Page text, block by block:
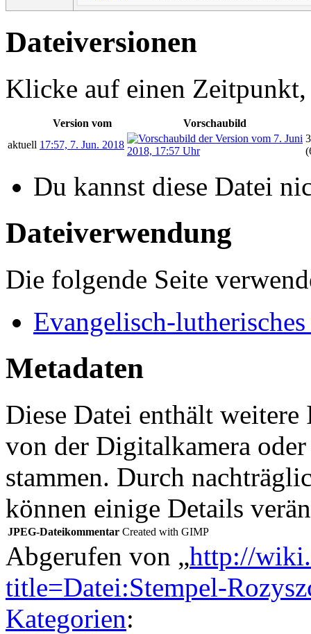
Dateiversionen
Klicke auf einen Zeitpunkt,
Version vom
Vorschaubild
aktuell 17:57, 7. Jun. 2018
Du kannst diese Datei
Dateiverwendung
Die folgende Seite
Evangelisch-
Metadaten
Diese Datei enthält
von der Digitalkamera
stammen. Durch
können einige Details
JPEG-Dateikommentar Created with GIMP
Abgerufen von „http://
title=Datei:Stempel-
Kategorien: